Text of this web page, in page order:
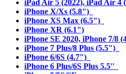
iPad Air 5 (2022), iPad Air 4
iPhone X/Xs (5.8")
iPhone XS Max (6.5")
iPhone XR (6.1")
iPhone SE 2020, iPhone 7/8
iPhone 7 Plus/8 Plus (5.5")
iPhone 6/6S (4.7")
iPhone 6 Plus/6S Plus 5.5''